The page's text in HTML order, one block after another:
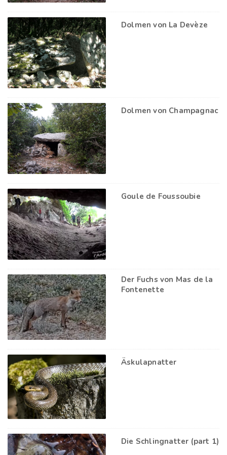
Dolmen von La Devèze
Dolmen von Champagnac
Goule de Foussoubie
Der Fuchs von Mas de la
Fontenette
Äskulapnatter
Die Schlingnatter (part 1)